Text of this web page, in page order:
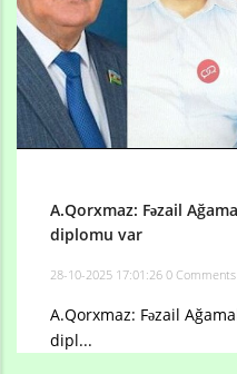
A.Qorxmaz: Fəzail
diplomu var
28-10-2025 17:01:26 0 Comments
A.Qorxmaz: Fəzail
dipl...